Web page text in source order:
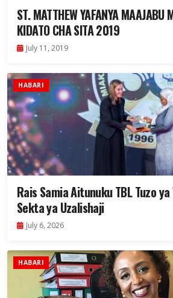
ST. MATTHEW YAFANYA MAAJABU
KIDATO CHA SITA 2019
July 11, 2019
HABARI
Rais Samia Aitunuku TBL Tuzo
Sekta ya Uzalishaji
July 6, 2026
HABARI